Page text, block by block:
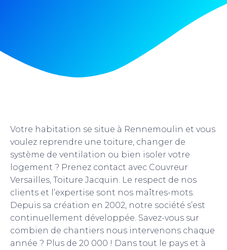
Votre habitation se situe à Rennemoulin et vous
voulez reprendre une toiture, changer de
système de ventilation ou bien isoler votre
logement ? Prenez contact avec Couvreur
Versailles, Toiture Jacquin. Le respect de nos
clients et l’expertise sont nos maîtres-mots.
Depuis sa création en 2002, notre société s’est
continuellement développée. Savez-vous sur
combien de chantiers nous intervenons chaque
année ? Plus de 20 000 ! Dans tout le pays et à